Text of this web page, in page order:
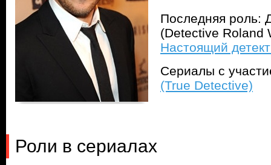
Последняя роль:
(Detective Roland
Настоящий
Сериалы с
(True Detective)
Роли в сериалах